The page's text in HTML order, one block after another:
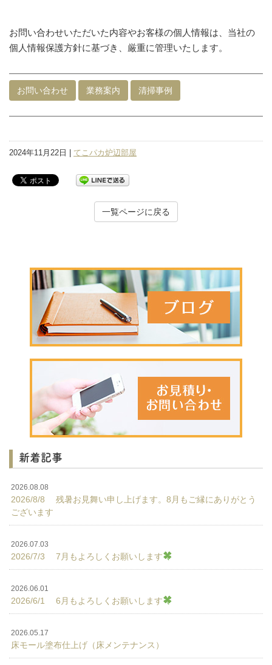
お問い合わせいただいた内容やお客様の個人情報は、当社の
個人情報保護方針に基づき、厳重に管理いたします。
お問い合わせ 業務案内 清掃事例
2024年11月22日 | てこパカ炉辺部屋
一覧ページに戻る
新着記事
2026.08.08
2026/8/8 残暑お見舞い申し上げます。8月もご縁にありがとう
ございます
2026.07.03
2026/7/3 7月もよろしくお願いします
2026.06.01
2026/6/1 6月もよろしくお願いします
2026.05.17
床モール塗布仕上げ（床メンテナンス）